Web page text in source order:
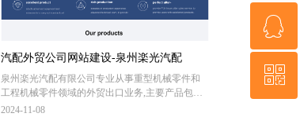
汽配外贸公司网站建设-泉州楽光汽配
泉州楽光汽配有限公司专业从事重型机械零件和
工程机械零件领域的外贸出口业务,主要产品包括
挖掘机铲斗、斗齿、履带链、履带板、履带支重
2024-11-08
13805088319
ꁗ
QQ客服
ꀥ